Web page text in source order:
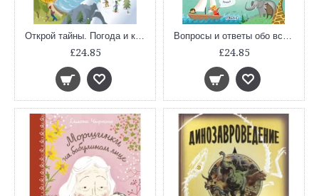
Открой тайны. Погода и климат
£24.85
Вопросы и ответы обо всем на свете
£24.85